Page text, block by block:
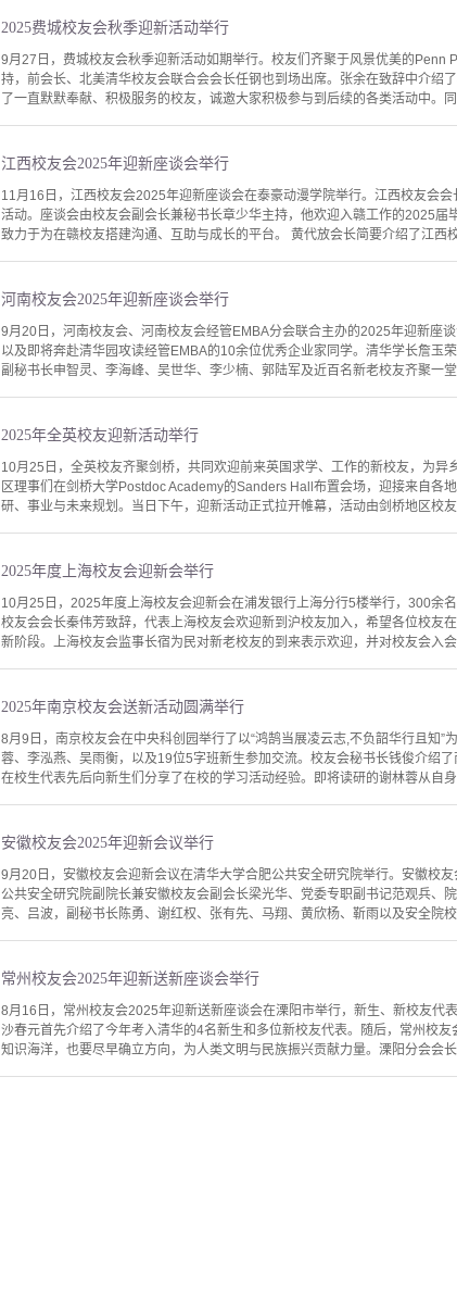
2025费城校友会秋季迎新活动举行
9月27日，费城校友会秋季迎新活动如期举行。校友们齐聚于风景优美的
持，前会长、北美清华校友会联合会会长任钢也到场出席。张余在致辞中介绍
了一直默默奉献、积极服务的校友，诚邀大家积极参与到后续的各类活动中。
江西校友会2025年迎新座谈会举行
11月16日，江西校友会2025年迎新座谈会在泰豪动漫学院举行。江西校友会
活动。座谈会由校友会副会长兼秘书长章少华主持，他欢迎入赣工作的2025届
致力于为在赣校友搭建沟通、互助与成长的平台。 黄代放会长简要介绍了江西
河南校友会2025年迎新座谈会举行
9月20日，河南校友会、河南校友会经管EMBA分会联合主办的2025年迎新座
以及即将奔赴清华园攻读经管EMBA的10余位优秀企业家同学。清华学长詹玉
副秘书长申智灵、李海峰、吴世华、李少楠、郭陆军及近百名新老校友齐聚一
2025年全英校友迎新活动举行
10月25日，全英校友齐聚剑桥，共同欢迎前来英国求学、工作的新校友，为
区理事们在剑桥大学Postdoc Academy的Sanders Hall布置会场，迎接来自各
研、事业与未来规划。当日下午，迎新活动正式拉开帷幕，活动由剑桥地区校
2025年度上海校友会迎新会举行
10月25日，2025年度上海校友会迎新会在浦发银行上海分行5楼举行，300余
校友会会长秦伟芳致辞，代表上海校友会欢迎新到沪校友加入，希望各位校友
新阶段。上海校友会监事长宿为民对新老校友的到来表示欢迎，并对校友会入
2025年南京校友会送新活动圆满举行
8月9日，南京校友会在中央科创园举行了以“鸿鹄当展凌云志,不负韶华行且知
蓉、李泓燕、吴雨衡，以及19位5字班新生参加交流。校友会秘书长钱俊介绍
在校生代表先后向新生们分享了在校的学习活动经验。即将读研的谢林蓉从自
安徽校友会2025年迎新会议举行
9月20日，安徽校友会迎新会议在清华大学合肥公共安全研究院举行。安徽校
公共安全研究院副院长兼安徽校友会副会长梁光华、党委专职副书记范观兵
亮、吕波，副秘书长陈勇、谢红权、张有先、马翔、黄欣杨、靳雨以及安全院
常州校友会2025年迎新送新座谈会举行
8月16日，常州校友会2025年迎新送新座谈会在溧阳市举行，新生、新校友代
沙春元首先介绍了今年考入清华的4名新生和多位新校友代表。随后，常州校
知识海洋，也要尽早确立方向，为人类文明与民族振兴贡献力量。溧阳分会会